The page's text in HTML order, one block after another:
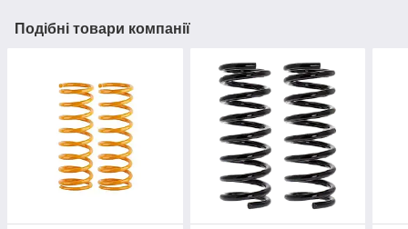
Подібні товари компанії